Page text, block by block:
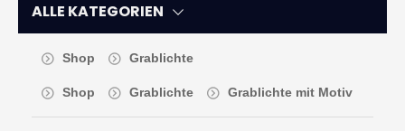
ALLE KATEGORIEN
Shop Grablichte
Shop Grablichte Grablichte mit Motiv